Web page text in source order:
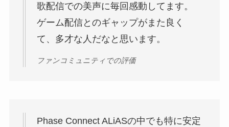
歌配信での美声に毎回感動してます。
ゲーム配信とのギャップがまた良く
て、多才な人だなと思います。
ファンコミュニティでの評価
Phase Connect ALiASの中でも特に安定